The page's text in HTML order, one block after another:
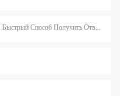
Способ Получить Ответ)